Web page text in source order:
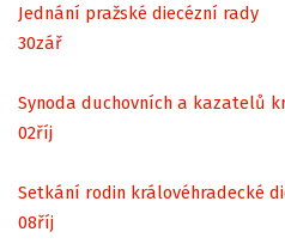
Jednání pražské diecézní rady
30zář
Synoda duchovních a kazatelů
02říj
Setkání rodin královéhradecké
08říj